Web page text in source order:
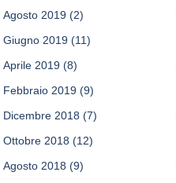
Agosto 2019 (2)
Giugno 2019 (11)
Aprile 2019 (8)
Febbraio 2019 (9)
Dicembre 2018 (7)
Ottobre 2018 (12)
Agosto 2018 (9)